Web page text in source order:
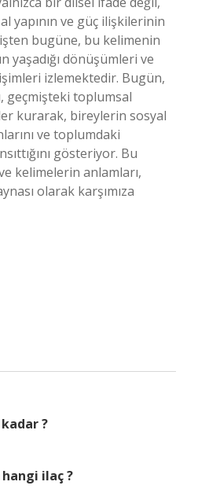
yapının ve güç ilişkilerinin
bugüne, bu kelimenin
yaşadığı dönüşümleri ve
izlemektedir. Bugün,
geçmişteki toplumsal
kurarak, bireylerin sosyal
ve toplumdaki
gösteriyor. Bu
kelimelerin anlamları,
olarak karşımıza
?
ilaç ?